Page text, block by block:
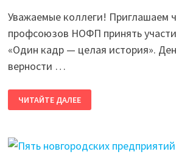
Уважаемые коллеги! Приглашаем
профсоюзов НОФП принять
«Один кадр — целая история».
верности …
ФОТОКОНКУРС
«ОДИН
КАДР
ПРИУРОЧЕННЫЙ
ЧИТАЙТЕ ДАЛЕЕ